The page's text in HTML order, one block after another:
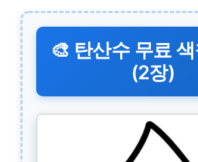
🎨 탄산수 무료
(2장)